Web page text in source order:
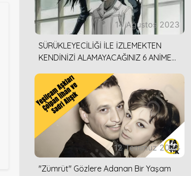
14 Ağustos 2023
SÜRÜKLEYECİLİĞİ İLE İZLEMEKTEN
KENDİNİZİ ALAMAYACAĞINIZ 6 ANİME
12 Temmuz 2023
''Zümrüt'' Gözlere Adanan Bir Yaşam